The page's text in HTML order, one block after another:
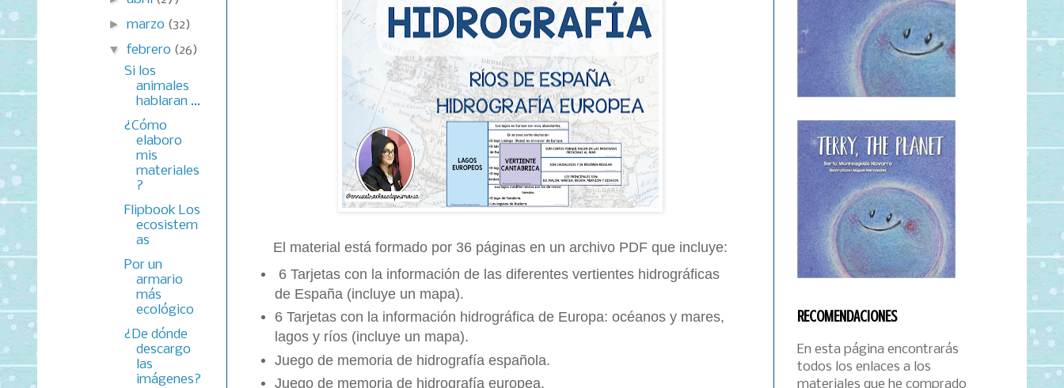
El material está formado por 36 páginas en un archivo PDF que incluye:
6 Tarjetas con la información de las diferentes vertientes hidrográficas
de España (incluye un mapa).
6 Tarjetas con la información hidrográfica de Europa: océanos y mares,
lagos y ríos (incluye un mapa).
Juego de memoria de hidrografía española.
Juego de memoria de hidrografía europea.
►marzo (32)
▼febrero (26)
Si los
animales
hablaran ...
¿Cómo
elaboro
mis
materiales
?
Flipbook Los
ecosistem
as
Por un
armario
más
ecológico
¿De dónde
descargo
las
imágenes?
RECOMENDACIONES
En esta página encontrarás
todos los enlaces a los
materiales que he comprado